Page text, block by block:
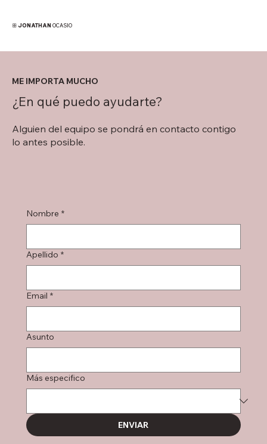
ꕥ JONATHANOCASIO
ME IMPORTA MUCHO
¿En qué puedo ayudarte?
Alguien del equipo se pondrá en contacto contigo
lo antes posible.
Nombre *
Apellido *
Email *
Asunto
Más especifico
ENVIAR